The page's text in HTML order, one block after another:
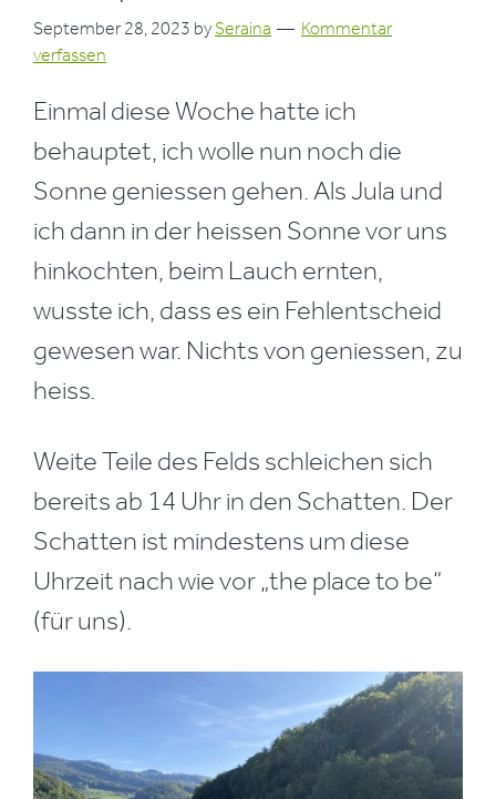
September 28, 2023 by Seraina
Kommentar
verfassen
Einmal diese Woche hatte ich
behauptet, ich wolle nun noch die
Sonne geniessen gehen. Als Jula und
ich dann in der heissen Sonne vor uns
hinkochten, beim Lauch ernten,
wusste ich, dass es ein Fehlentscheid
gewesen war. Nichts von geniessen, zu
heiss.
Weite Teile des Felds schleichen sich
bereits ab 14 Uhr in den Schatten. Der
Schatten ist mindestens um diese
Uhrzeit nach wie vor „the place to be“
(für uns).